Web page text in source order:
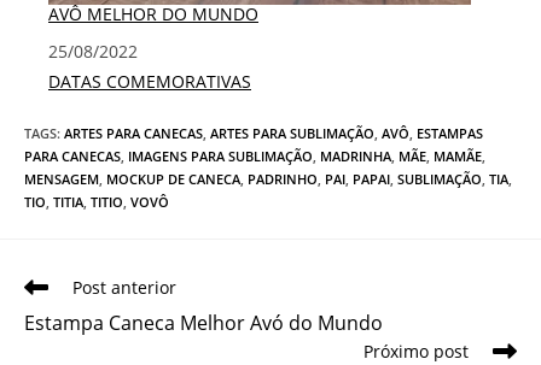
AVÔ MELHOR DO MUNDO
Data
25/08/2022
Em relação a
DATAS COMEMORATIVAS
TAGS: ARTES PARA CANECAS, ARTES PARA SUBLIMAÇÃO, AVÔ, ESTAMPAS
PARA CANECAS, IMAGENS PARA SUBLIMAÇÃO, MADRINHA, MÃE, MAMÃE,
MENSAGEM, MOCKUP DE CANECA, PADRINHO, PAI, PAPAI, SUBLIMAÇÃO, TIA,
TIO, TITIA, TITIO, VOVÔ
Leia
artigos
Post anterior
Estampa Caneca Melhor Avó do Mundo
Próximo post